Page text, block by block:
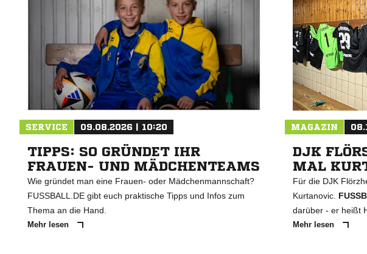
SERVICE 09.08.2026 | 10:20
TIPPS: SO GRÜNDET IHR
FRAUEN- UND MÄDCHENTEAMS
Wie gründet man eine Frauen- oder Mädchenmannschaft?
FUSSBALL.DE gibt euch praktische Tipps und Infos zum
Thema an die Hand.
Mehr lesen
MAGAZIN
DJK
MAL
Für die DJK
Kurtanovic.
darüber - er heißt
Mehr lesen